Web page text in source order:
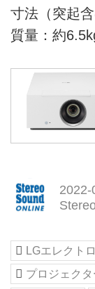
寸法（突起
質量：約
2022-
LGエレクト
プロジェクタ